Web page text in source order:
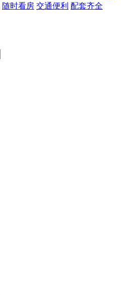
随时看房 交通便利 配套齐全